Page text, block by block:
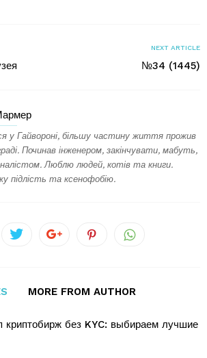
NEXT ARTICLE
№34 (1445)
у Гайвороні, більшу частину життя прожив
Починав інженером, закінчувати, мабуть,
Люблю людей, котів та книги.
підлість та ксенофобію.
MORE FROM AUTHOR
криптобирж без KYC: выбираем лучшие